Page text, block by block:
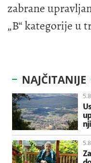
zabrane
„B“ kategorije u
NAJČITANIJE